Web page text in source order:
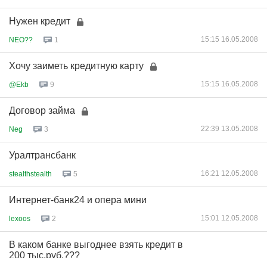
Нужен кредит
NEO?? 1 15:15 16.05.2008
Хочу заиметь кредитную карту
@Ekb 9 15:15 16.05.2008
Договор займа
Neg 3 22:39 13.05.2008
Уралтрансбанк
stealthstealth 5 16:21 12.05.2008
Интернет-банк24 и опера мини
lexoos 2 15:01 12.05.2008
В каком банке выгоднее взять кредит в
200 тыс.руб.???